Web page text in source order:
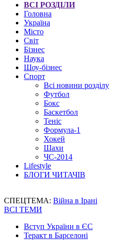
ВСІ РОЗДІЛИ
Головна
Україна
Місто
Світ
Бізнес
Наука
Шоу-бізнес
Спорт
Всі новини розділу
Футбол
Бокс
Баскетбол
Теніс
Формула-1
Хокей
Шахи
ЧС-2014
Lifestyle
БЛОГИ ЧИТАЧІВ
СПЕЦТЕМА: Війна в Ірані
ВСІ ТЕМИ
Вступ України в ЄС
Теракт в Барселоні